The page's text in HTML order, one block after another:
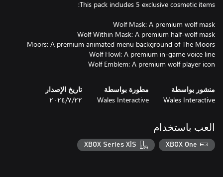
Wolf Emblem: A premium wolf player icon
منشور بواسطة
Wales Interactive
مطورة بواسطة
Wales Interactive
تاريخ الإصدار
٢٢‏/٧‏/٢٠٢٤
العب باستخدام
XBOX One
XBOX Series X|S